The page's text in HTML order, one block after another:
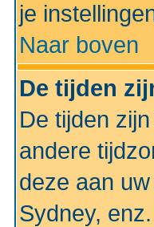
je
Naar boven
De tijden
De tijden
andere
deze aan
Sydney,